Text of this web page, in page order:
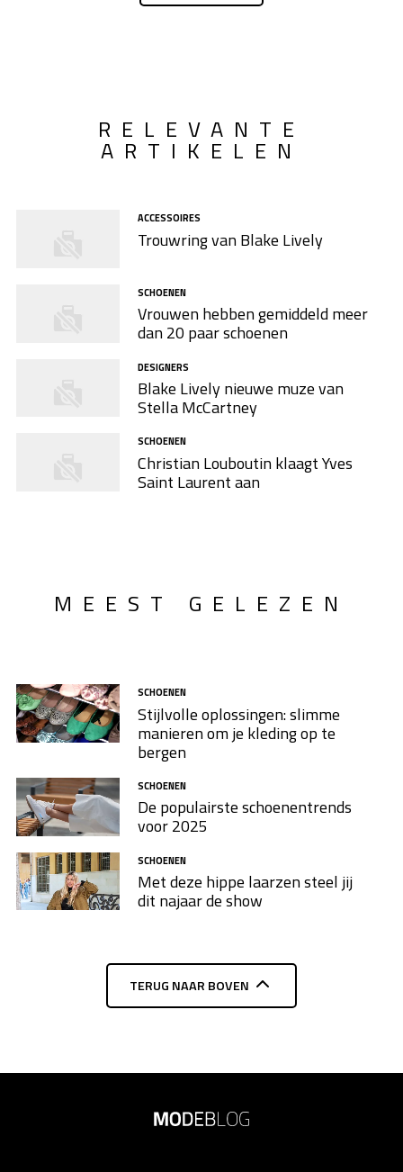
RELEVANTE
ARTIKELEN
ACCESSOIRES
Trouwring van Blake Lively
SCHOENEN
Vrouwen hebben gemiddeld meer
dan 20 paar schoenen
DESIGNERS
Blake Lively nieuwe muze van
Stella McCartney
SCHOENEN
Christian Louboutin klaagt Yves
Saint Laurent aan
MEEST GELEZEN
SCHOENEN
Stijlvolle oplossingen: slimme
manieren om je kleding op te
bergen
SCHOENEN
De populairste schoenentrends
voor 2025
SCHOENEN
Met deze hippe laarzen steel jij
dit najaar de show
TERUG NAAR BOVEN